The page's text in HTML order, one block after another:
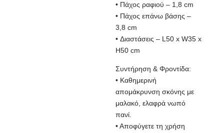
• Πάχος ραφιού – 1,8 cm
• Πάχος επάνω βάσης –
3,8 cm
• Διαστάσεις – L50 x W35 x
H50 cm
Συντήρηση & Φροντίδα:
• Καθημερινή
απομάκρυνση σκόνης με
μαλακό, ελαφρά νωπό
πανί.
• Αποφύγετε τη χρήση